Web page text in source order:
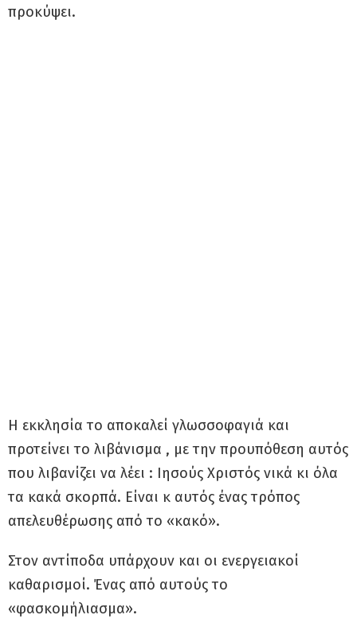
προκύψει.
Η εκκλησία το αποκαλεί γλωσσοφαγιά και
προτείνει το λιβάνισμα , με την προυπόθεση αυτός
που λιβανίζει να λέει : Ιησούς Χριστός νικά κι όλα
τα κακά σκορπά. Είναι κ αυτός ένας τρόπος
απελευθέρωσης από το «κακό».
Στον αντίποδα υπάρχουν και οι ενεργειακοί
καθαρισμοί. Ένας από αυτούς το
«φασκομήλιασμα».